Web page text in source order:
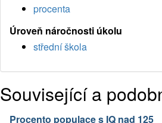
procenta
Úroveň náročnosti úkolu
střední škola
Související a
Procento populace s IQ nad 125